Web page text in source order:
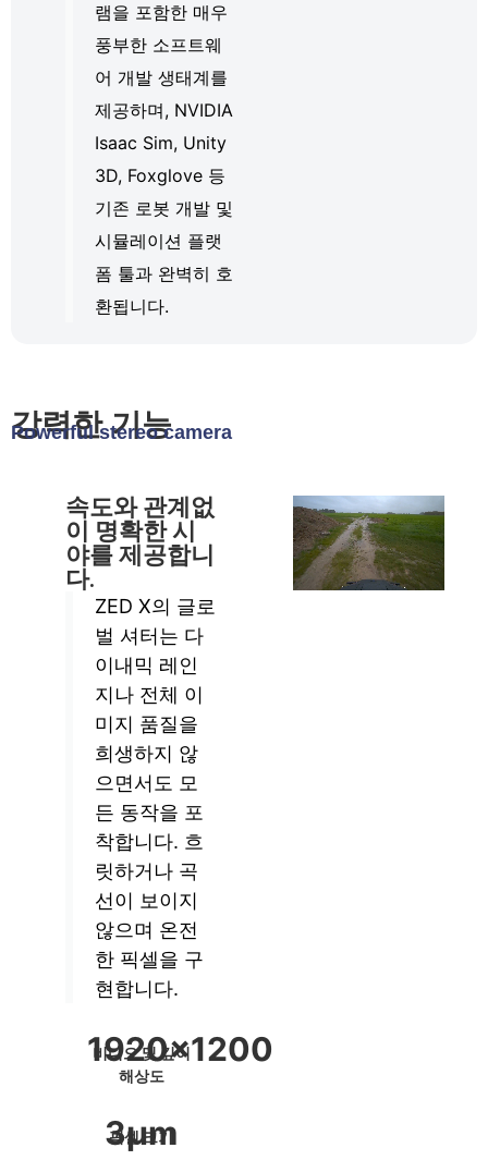
램을 포함한 매우
풍부한 소프트웨
어 개발 생태계를
제공하며, NVIDIA
Isaac Sim, Unity
3D, Foxglove 등
기존 로봇 개발 및
시뮬레이션 플랫
폼 툴과 완벽히 호
환됩니다.
강력한 기능
Powerful stereo camera
속도와 관계없
이 명확한 시
야를 제공합니
다.
ZED X의 글로
벌 셔터는 다
이내믹 레인
지나 전체 이
미지 품질을
희생하지 않
으면서도 모
든 동작을 포
착합니다. 흐
릿하거나 곡
선이 보이지
않으며 온전
한 픽셀을 구
현합니다.
1920×1200
비디오 및 깊이
해상도
3μm
픽셀 크기